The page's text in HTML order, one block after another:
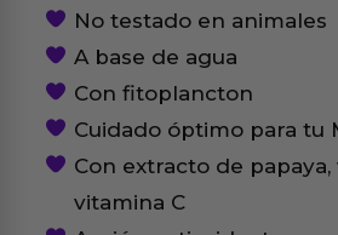
No testado en animales
A base de agua
Con fitoplancton
Cuidado óptimo para tu
Con extracto de
vitamina C